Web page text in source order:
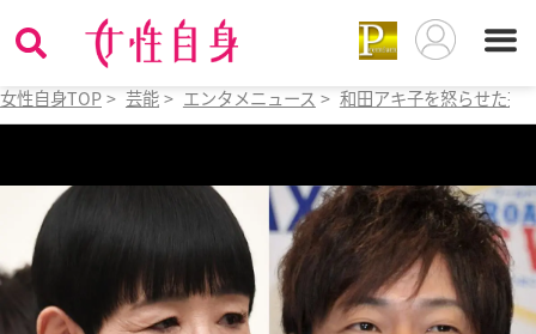
女性自身TOP > 芸能 > エンタメニュース > 和田アキ子を怒らせた